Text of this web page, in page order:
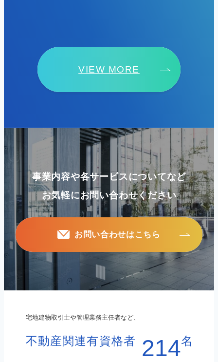
VIEW MORE
事業内容や各サービスについてなど
お気軽にお問い合わせください
お問い合わせはこちら
宅地建物取引士や管理業務主任者など、
不動産関連有資格者 214名